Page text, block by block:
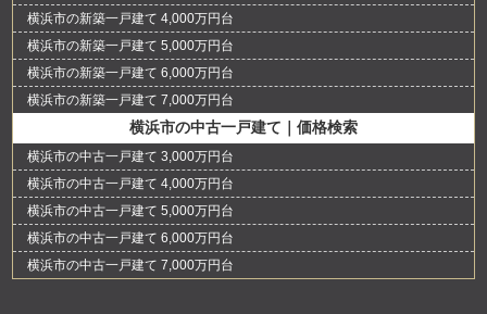
横浜市の新築一戸建て 4,000万円台
横浜市の新築一戸建て 5,000万円台
横浜市の新築一戸建て 6,000万円台
横浜市の新築一戸建て 7,000万円台
横浜市の中古一戸建て｜価格検索
横浜市の中古一戸建て 3,000万円台
横浜市の中古一戸建て 4,000万円台
横浜市の中古一戸建て 5,000万円台
横浜市の中古一戸建て 6,000万円台
横浜市の中古一戸建て 7,000万円台